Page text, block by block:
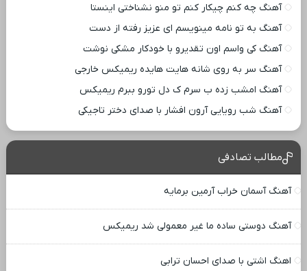
آهنگ چه کنم چیکار کنم تو منو نشناختی اینستا
آهنگ به تو نامه مینویسم ای عزیز رفته از دست
آهنگ کی واسم اون تقدیرو با خودکار مشکی نوشت
آهنگ سر به روی شانه هایت هایده ریمیکس خارجی
آهنگ امشب زده ب سرم ک دل تورو ببرم ریمیکس
آهنگ شب رویایی آرون افشار با صدای دختر تاجیکی
مطالب تصادفی
آهنگ آسمان خراب آرمین برمایه
آهنگ دوستی ساده ما غیر معمولی شد ریمیکس
اهنگ اشتی با صدای احسان ترابی